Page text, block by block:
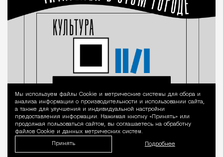
Уведомление
Мы используем файлы Сookie и метрические системы для сбора и
анализа информации о производительности и использовании сайта,
а также для улучшения и индивидуальной настройки
предоставления информации. Нажимая кнопку «Принять» или
продолжая пользоваться сайтом, вы соглашаетесь на обработку
файлов Cookie и данных метрических систем.
Принять Подробнее